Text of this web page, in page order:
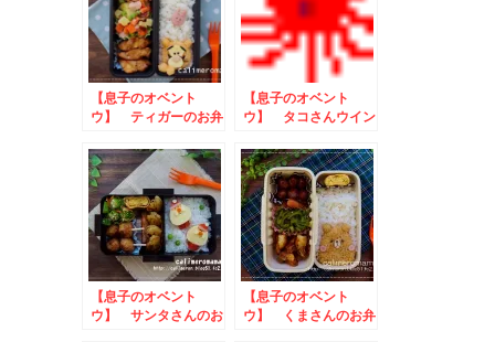
【息子のオベント
ウ】 ティガーのお弁
【息子のオベント
ウ】 タコさんウイン
【息子のオベント
ウ】 サンタさんのお
【息子のオベント
ウ】 くまさんのお弁